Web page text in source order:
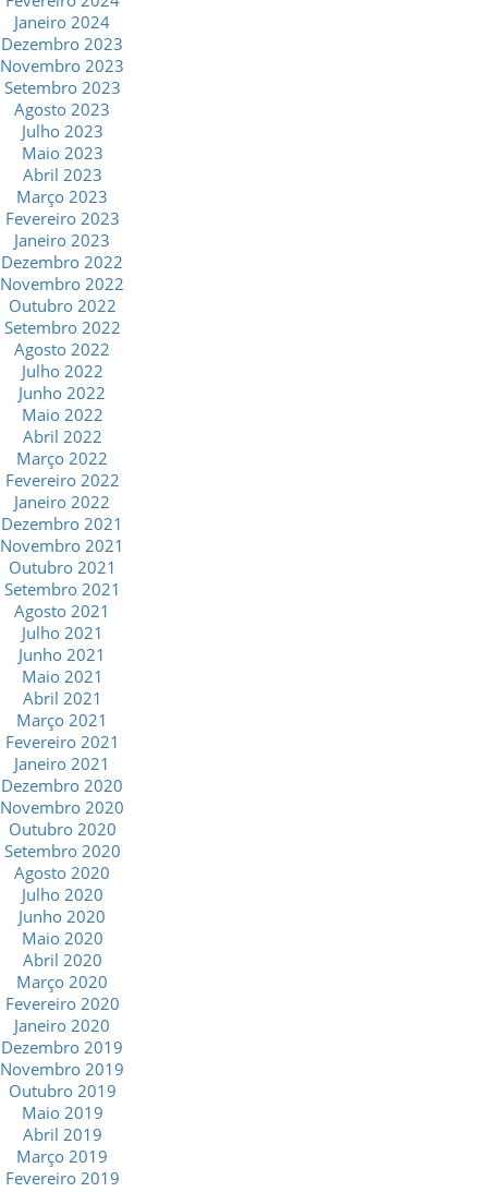
Janeiro 2024
Dezembro 2023
Novembro 2023
Setembro 2023
Agosto 2023
Julho 2023
Maio 2023
Abril 2023
Março 2023
Fevereiro 2023
Janeiro 2023
Dezembro 2022
Novembro 2022
Outubro 2022
Setembro 2022
Agosto 2022
Julho 2022
Junho 2022
Maio 2022
Abril 2022
Março 2022
Fevereiro 2022
Janeiro 2022
Dezembro 2021
Novembro 2021
Outubro 2021
Setembro 2021
Agosto 2021
Julho 2021
Junho 2021
Maio 2021
Abril 2021
Março 2021
Fevereiro 2021
Janeiro 2021
Dezembro 2020
Novembro 2020
Outubro 2020
Setembro 2020
Agosto 2020
Julho 2020
Junho 2020
Maio 2020
Abril 2020
Março 2020
Fevereiro 2020
Janeiro 2020
Dezembro 2019
Novembro 2019
Outubro 2019
Maio 2019
Abril 2019
Março 2019
Fevereiro 2019